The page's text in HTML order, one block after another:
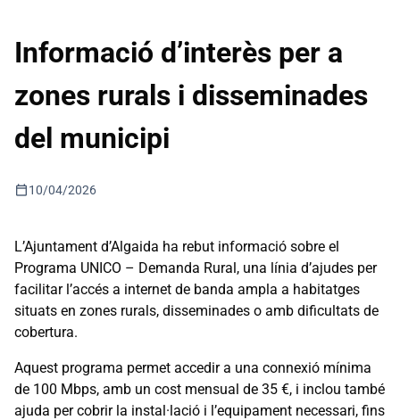
Informació d’interès per a
zones rurals i disseminades
del municipi
calendar_today10/04/2026
L’Ajuntament d’Algaida ha rebut informació sobre el
Programa UNICO – Demanda Rural, una línia d’ajudes per
facilitar l’accés a internet de banda ampla a habitatges
situats en zones rurals, disseminades o amb dificultats de
cobertura.
Aquest programa permet accedir a una connexió mínima
de 100 Mbps, amb un cost mensual de 35 €, i inclou també
ajuda per cobrir la instal·lació i l’equipament necessari, fins